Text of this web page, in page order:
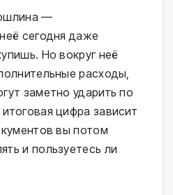
—
сегодня даже
Но вокруг неё
расходы,
заметно ударить по
цифра зависит
вы потом
и пользуетесь ли